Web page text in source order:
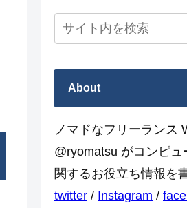
About
ノマドなフリーランス
@ryomatsu がコンピュ
関するお役立ち情報を
twitter / Instagram /